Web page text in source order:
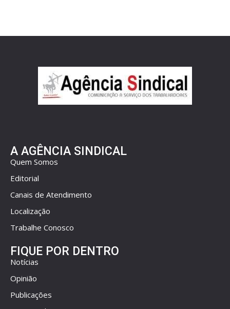
A AGÊNCIA SINDICAL
Quem Somos
Editorial
Canais de Atendimento
Localização
Trabalhe Conosco
FIQUE POR DENTRO
Notícias
Opinião
Publicações